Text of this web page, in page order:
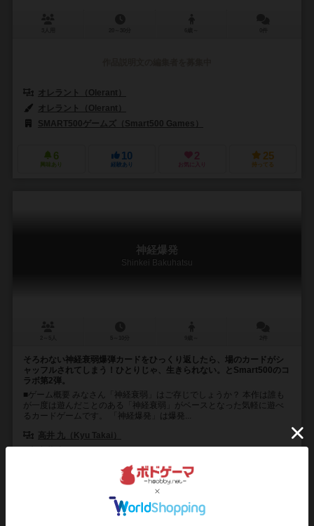
オレラント（Olerant）
オレラント（Olerant）
SMART500ゲームズ（Smart500 Games）
6
興味あり
10
経験あり
2
お気に入り
25
持ってる
神経爆発
Shinkei Bakuhatsu
そろわない神経衰弱爆弾カードをひっくり返したら、場のカードがシ
ャッフルされてしまう！ひとりじゃ、生きられない。とSmart500のコ
ラボ第2弾。
■ゲーム概要 みなさん「神経衰弱」はご存じでしょうか？ 本作は誰も
が一度は遊んだことのある「神経衰弱」がベースとなった気軽に遊べ
るカードゲームです。 「神経爆発」は爆発...
高井 九（Kyu Takai）
SMART500ゲームズ（Smart500 Games）
9
経験あり お気に入り